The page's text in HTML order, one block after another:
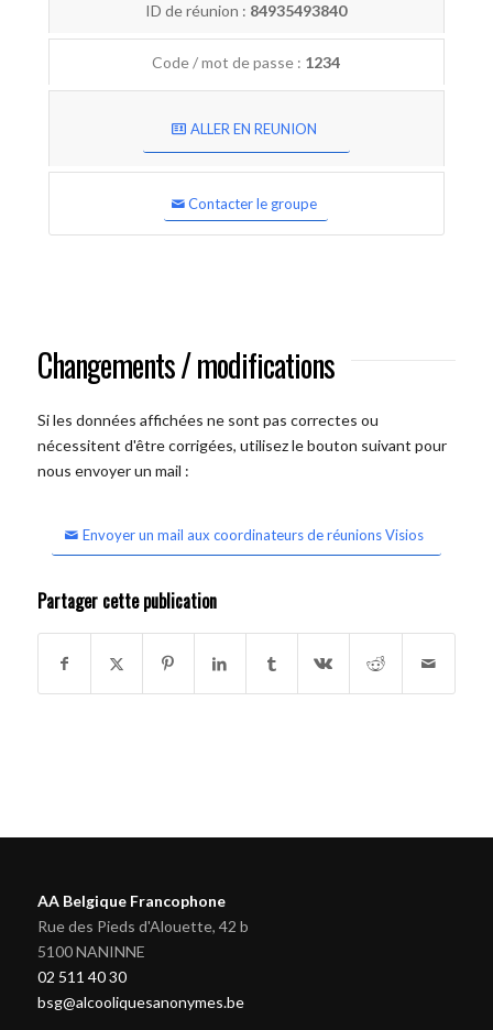
ID de réunion : 84935493840
Code / mot de passe : 1234
ALLER EN REUNION
Contacter le groupe
Changements / modifications
Si les données affichées ne sont pas correctes ou
nécessitent d'être corrigées, utilisez le bouton suivant pour
nous envoyer un mail :
Envoyer un mail aux coordinateurs de réunions Visios
Partager cette publication
AA Belgique Francophone
Rue des Pieds d'Alouette, 42 b
5100 NANINNE
02 511 40 30
bsg@alcooliquesanonymes.be